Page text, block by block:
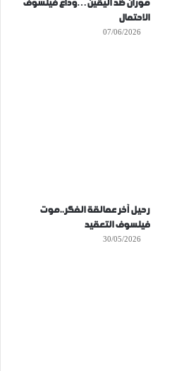
موران ضد اليقين…وداع فيلسوف
الاحتمال
07/06/2026
رحيل آخر عمالقة الفكر..موت
فيلسوف التعقيد
30/05/2026